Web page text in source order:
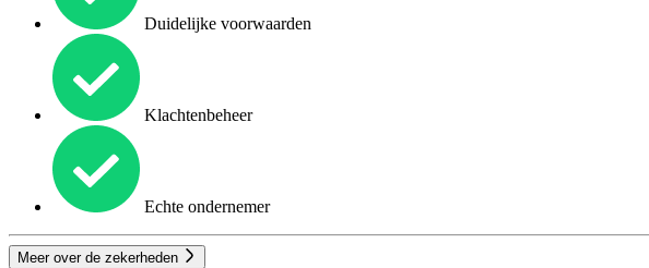
Duidelijke voorwaarden
Klachtenbeheer
Echte ondernemer
Meer over de zekerheden